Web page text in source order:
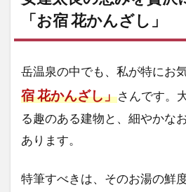
「お宿 花かんざし」
岳温泉の中でも、私が特にお
宿 花かんざし」さんです。
る趣のある建物と、細やかな
あります。
特筆すべきは、そのお湯の鮮